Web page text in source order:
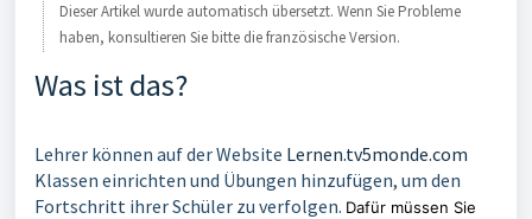
Dieser Artikel wurde automatisch übersetzt. Wenn Sie Probleme
haben, konsultieren Sie bitte die französische Version.
Was ist das?
Lehrer können auf der Website Lernen.tv5monde.com
Klassen einrichten und Übungen hinzufügen, um den
Fortschritt ihrer Schüler zu verfolgen. Dafür müssen Sie